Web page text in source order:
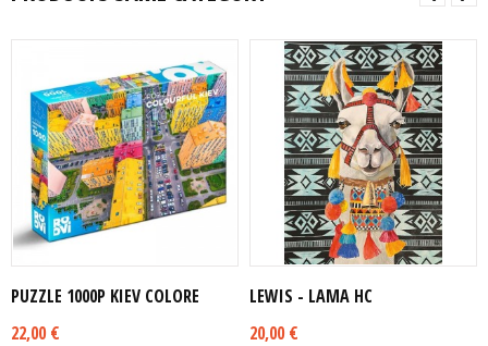
PUZZLE 1000P KIEV COLORE
22,00 €
LEWIS - LAMA HC
20,00 €